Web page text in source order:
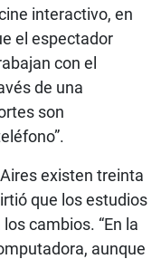
interactivo, en
el espectador
con el
de una
son
existen treinta
que los estudios
cambios. “En la
aunque